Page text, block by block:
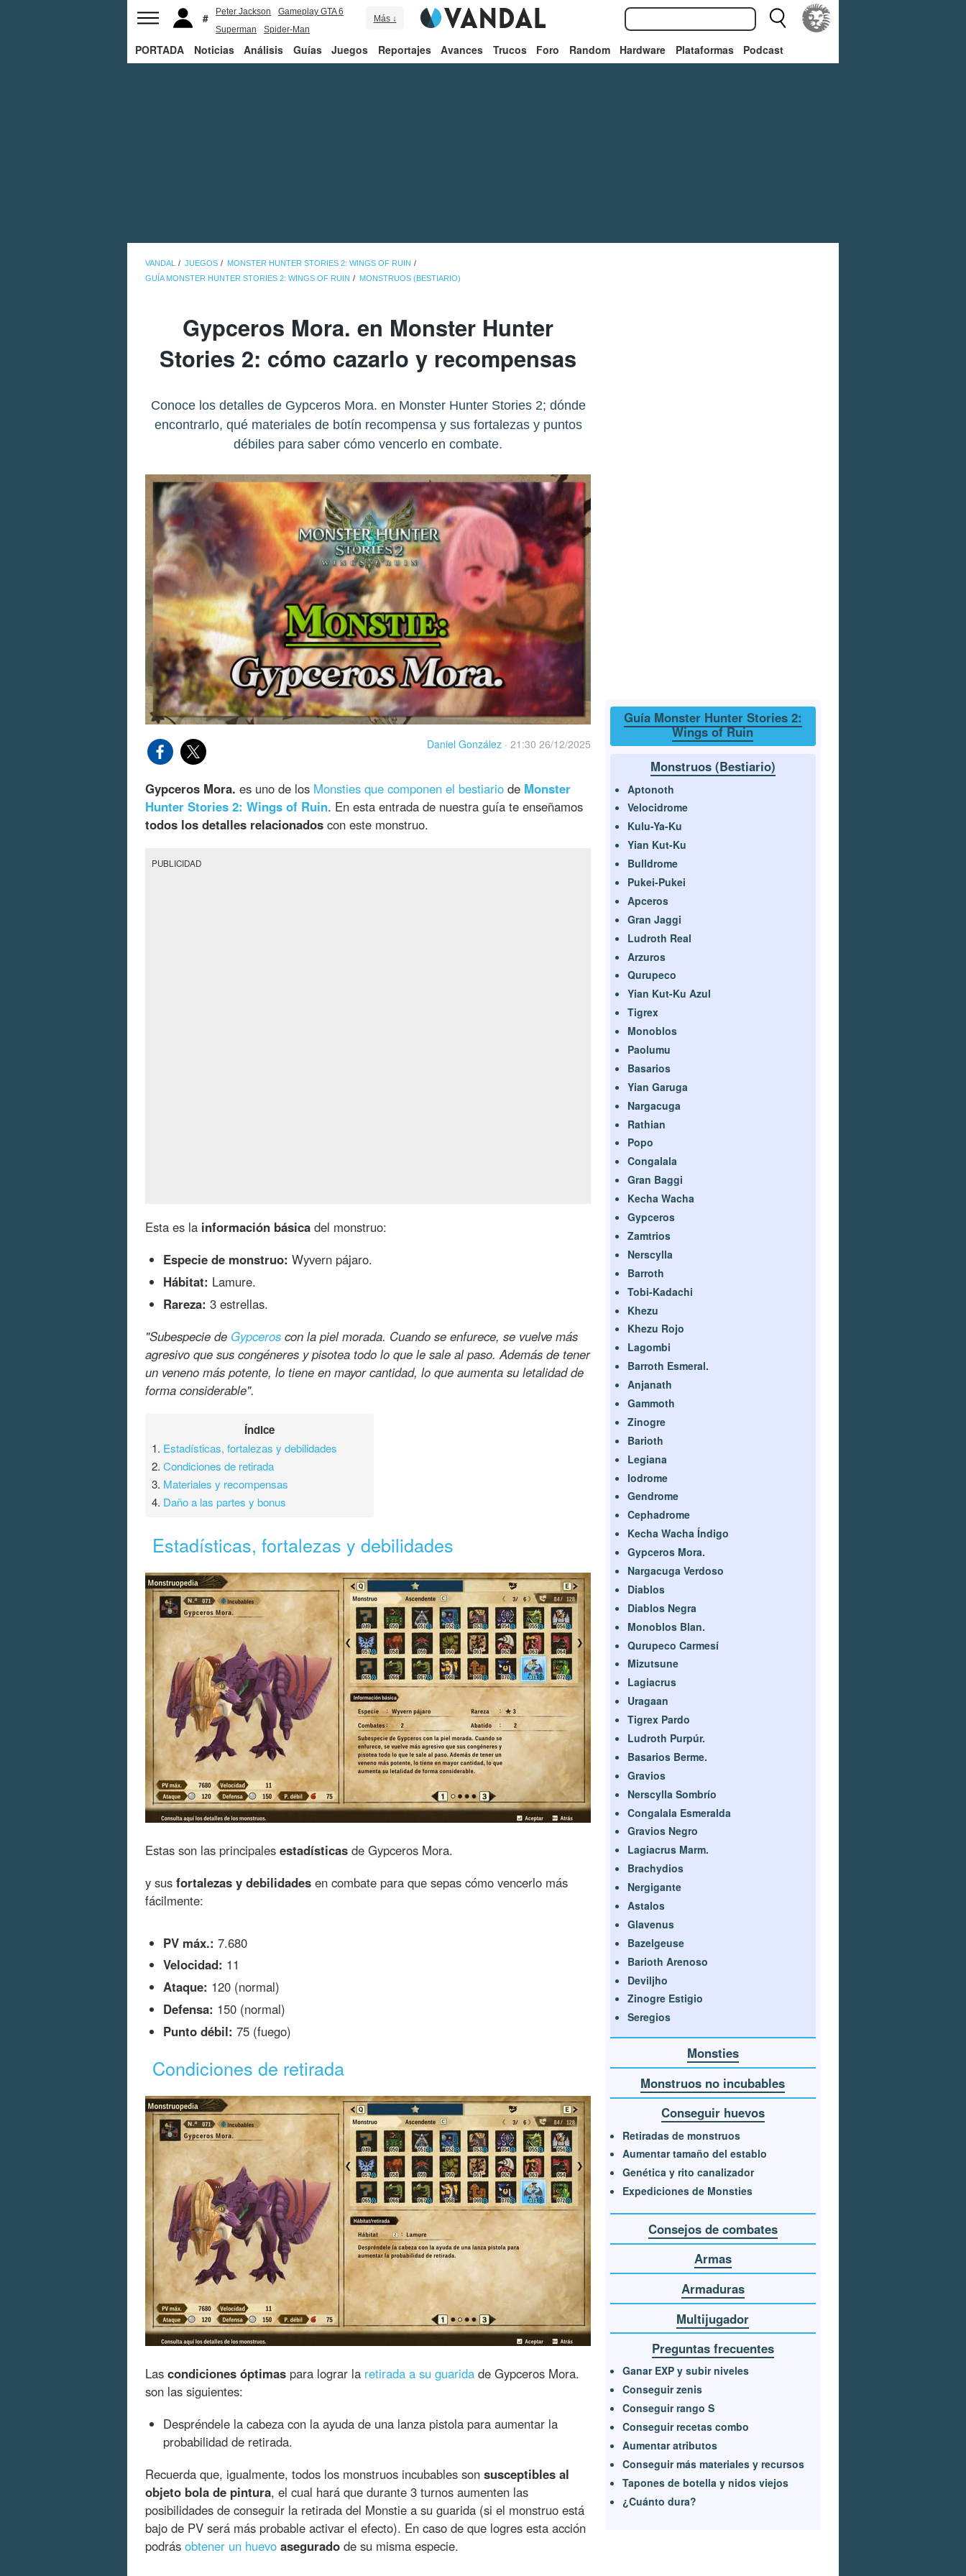
Peter Jackson
Gameplay GTA 6
Superman
Spider-Man
Más ↓
PORTADA Noticias Análisis Guías Juegos Reportajes Avances Trucos Foro Random Hardware Plataformas Podcast
VANDAL JUEGOS
MONSTER HUNTER STORIES 2: WINGS OF RUIN
GUÍA MONSTER HUNTER STORIES 2: WINGS OF RUIN
MONSTRUOS (BESTIARIO)
Gypceros Mora. en Monster Hunter
Stories 2: cómo cazarlo y recompensas
Conoce los detalles de Gypceros Mora. en Monster Hunter Stories 2; dónde
encontrarlo, qué materiales de botín recompensa y sus fortalezas y puntos
débiles para saber cómo vencerlo en combate.
Daniel González · 21:30 26/12/2025
Gypceros Mora. es uno de los Monsties que componen el bestiario de Monster
Hunter Stories 2: Wings of Ruin. En esta entrada de nuestra guía te enseñamos
todos los detalles relacionados con este monstruo.
PUBLICIDAD
Esta es la información básica del monstruo:
Especie de monstruo: Wyvern pájaro.
Hábitat: Lamure.
Rareza: 3 estrellas.
"Subespecie de Gypceros con la piel morada. Cuando se enfurece, se vuelve más
agresivo que sus congéneres y pisotea todo lo que le sale al paso. Además de tener
un veneno más potente, lo tiene en mayor cantidad, lo que aumenta su letalidad de
forma considerable".
Índice
1. Estadísticas, fortalezas y debilidades
2.Condiciones de retirada
3. Materiales y recompensas
4. Daño a las partes y bonus
Estadísticas, fortalezas y debilidades
Estas son las principales estadísticas de Gypceros Mora.
y sus fortalezas y debilidades en combate para que sepas cómo vencerlo más
fácilmente:
PV máx.: 7.680
Velocidad: 11
Ataque: 120 (normal)
Defensa: 150 (normal)
Punto débil: 75 (fuego)
Condiciones de retirada
Las condiciones óptimas para lograr la retirada a su guarida de Gypceros Mora.
son las siguientes:
Despréndele la cabeza con la ayuda de una lanza pistola para aumentar la
probabilidad de retirada.
Recuerda que, igualmente, todos los monstruos incubables son susceptibles al
objeto bola de pintura, el cual hará que durante 3 turnos aumenten las
posibilidades de conseguir la retirada del Monstie a su guarida (si el monstruo está
bajo de PV será más probable activar el efecto). En caso de que logres esta acción
podrás obtener un huevo asegurado de su misma especie.
Guía Monster Hunter Stories 2:
Wings of Ruin
Monstruos (Bestiario)
Aptonoth
Velocidrome
Kulu-Ya-Ku
Yian Kut-Ku
Bulldrome
Pukei-Pukei
Apceros
Gran Jaggi
Ludroth Real
Arzuros
Qurupeco
Yian Kut-Ku Azul
Tigrex
Monoblos
Paolumu
Basarios
Yian Garuga
Nargacuga
Rathian
Popo
Congalala
Gran Baggi
Kecha Wacha
Gypceros
Zamtrios
Nerscylla
Barroth
Tobi-Kadachi
Khezu
Khezu Rojo
Lagombi
Barroth Esmeral.
Anjanath
Gammoth
Zinogre
Barioth
Legiana
Iodrome
Gendrome
Cephadrome
Kecha Wacha Índigo
Gypceros Mora.
Nargacuga Verdoso
Diablos
Diablos Negra
Monoblos Blan.
Qurupeco Carmesí
Mizutsune
Lagiacrus
Uragaan
Tigrex Pardo
Ludroth Purpúr.
Basarios Berme.
Gravios
Nerscylla Sombrío
Congalala Esmeralda
Gravios Negro
Lagiacrus Marm.
Brachydios
Nergigante
Astalos
Glavenus
Bazelgeuse
Barioth Arenoso
Deviljho
Zinogre Estigio
Seregios
Monsties
Monstruos no incubables
Conseguir huevos
Retiradas de monstruos
Aumentar tamaño del establo
Genética y rito canalizador
Expediciones de Monsties
Consejos de combates
Armas
Armaduras
Multijugador
Preguntas frecuentes
Ganar EXP y subir niveles
Conseguir zenis
Conseguir rango S
Conseguir recetas combo
Aumentar atributos
Conseguir más materiales y recursos
Tapones de botella y nidos viejos
¿Cuánto dura?